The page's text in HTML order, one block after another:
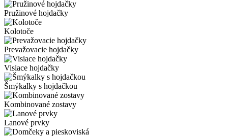
Pružinové hojdačky
Kolotoče
Prevažovacie hojdačky
Visiace hojdačky
Šmýkalky s hojdačkou
Kombinované zostavy
Lanové prvky